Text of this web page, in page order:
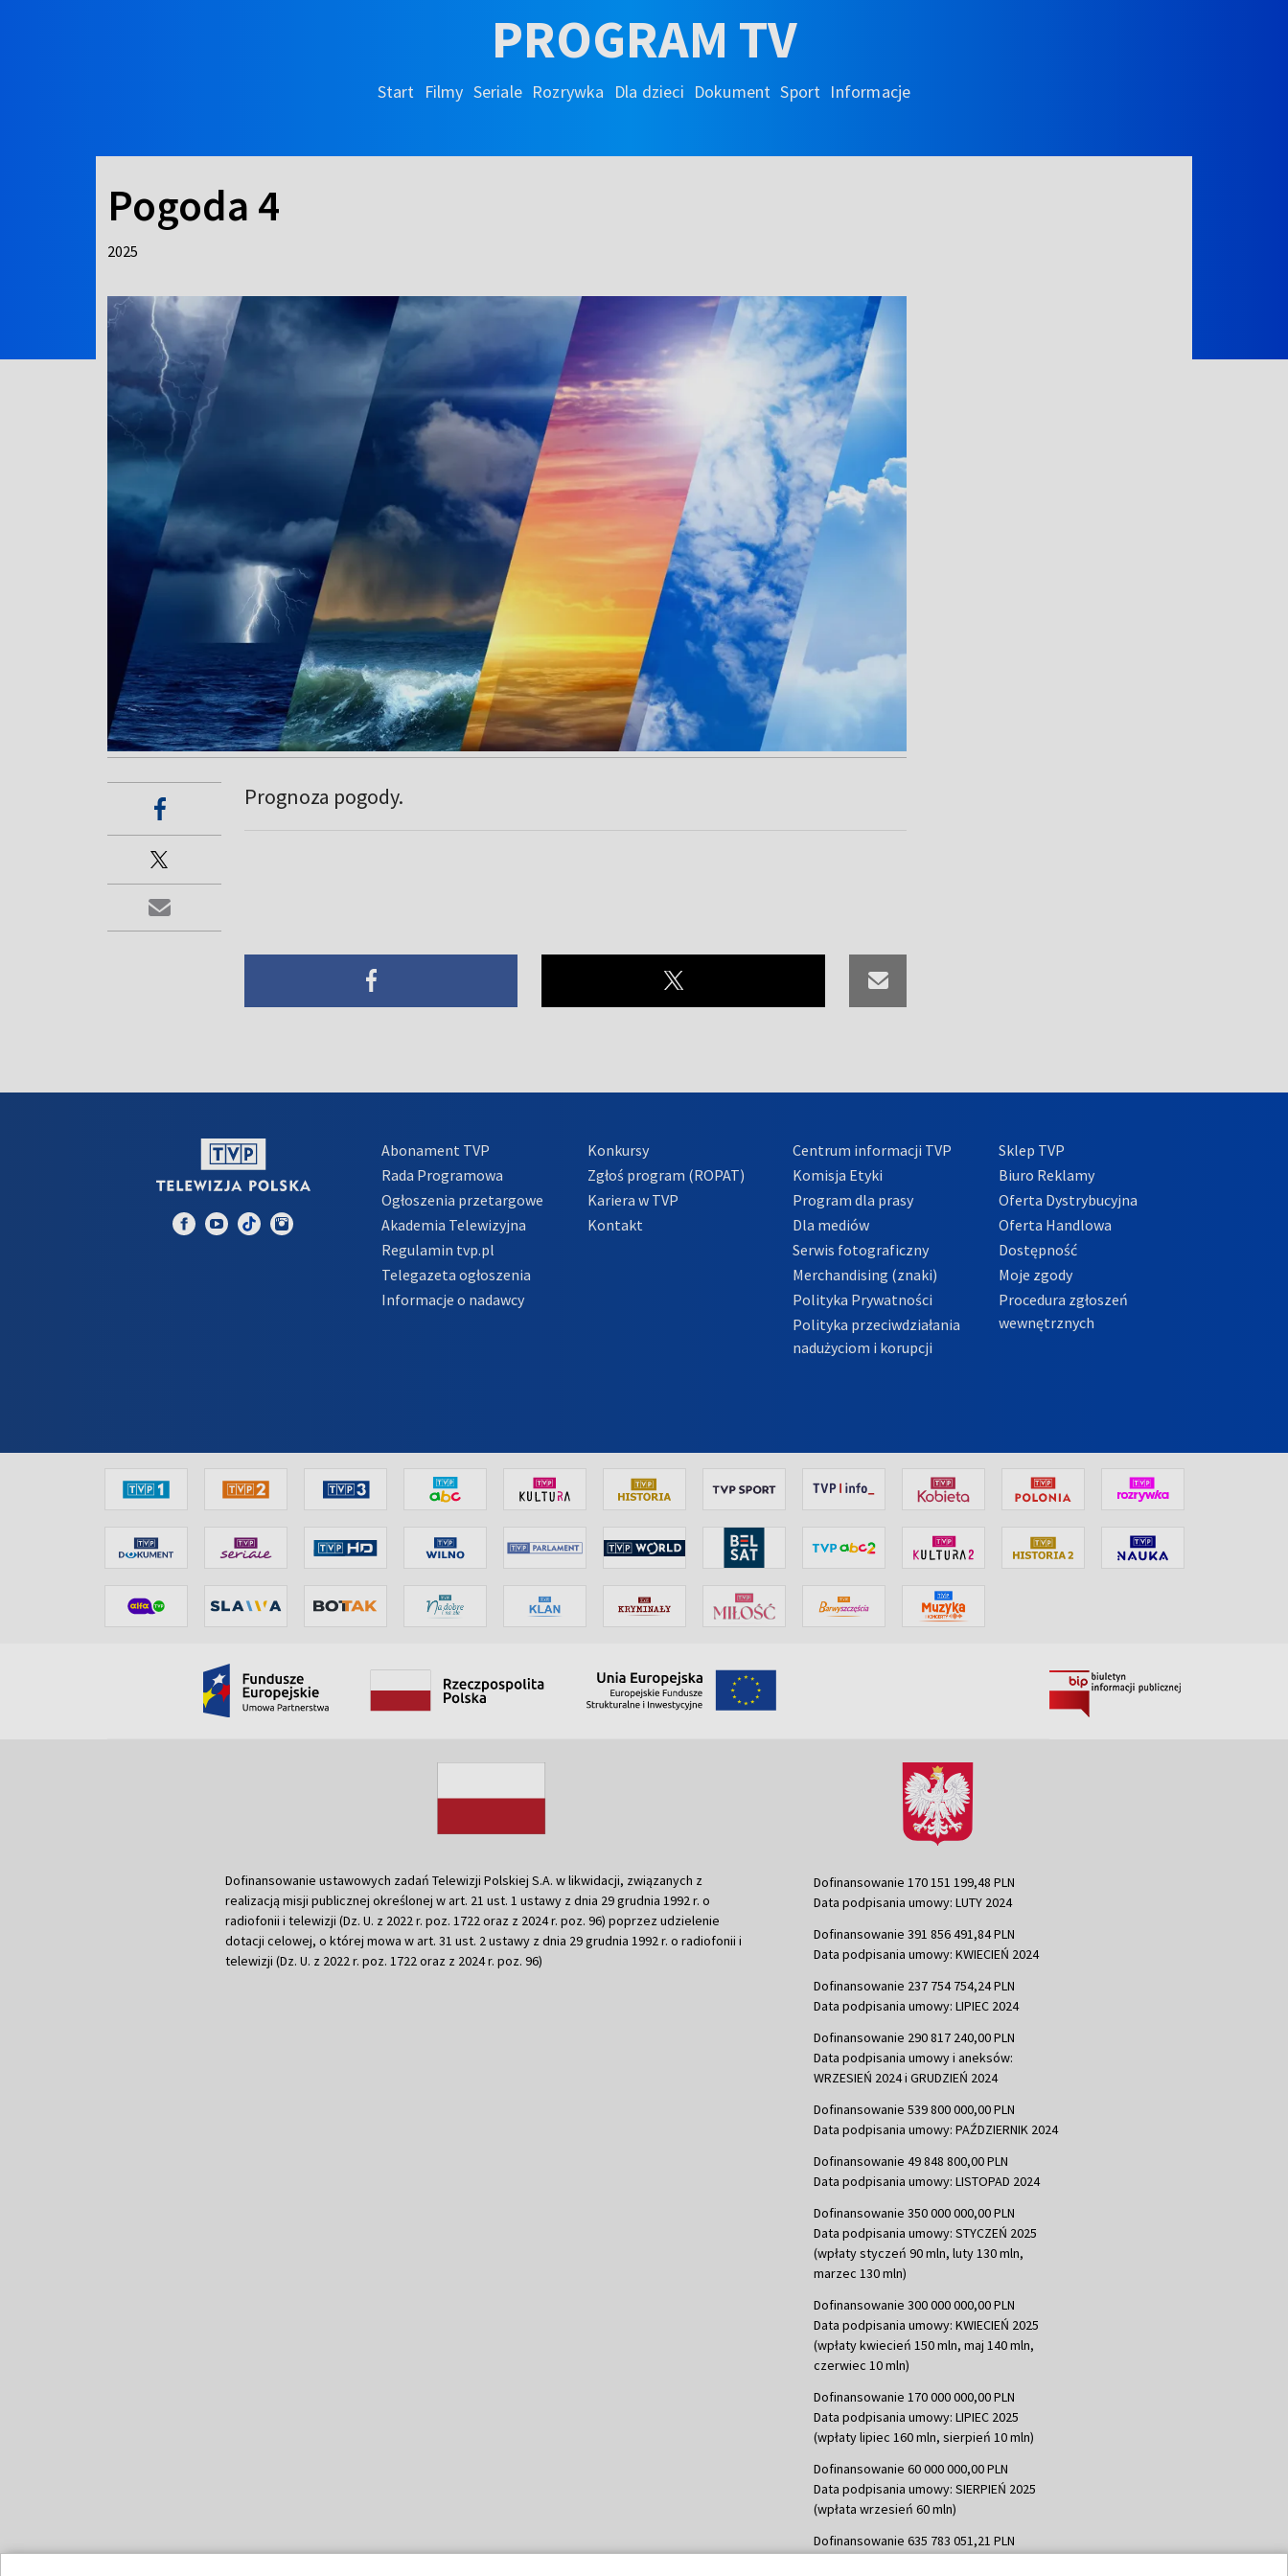
PROGRAM TV
Start Filmy Seriale Rozrywka Dla dzieci Dokument Sport Informacje
Pogoda 4
2025
Prognoza pogody.
Abonament TVP
Rada Programowa
Ogłoszenia przetargowe
Akademia Telewizyjna
Regulamin tvp.pl
Telegazeta ogłoszenia
Informacje o nadawcy
Konkursy
Zgłoś program (ROPAT)
Kariera w TVP
Kontakt
Centrum informacji TVP
Komisja Etyki
Program dla prasy
Dla mediów
Serwis fotograficzny
Merchandising (znaki)
Polityka Prywatności
Polityka przeciwdziałania
nadużyciom i korupcji
Sklep TVP
Biuro Reklamy
Oferta Dystrybucyjna
Oferta Handlowa
Dostępność
Moje zgody
Procedura zgłoszeń
wewnętrznych
Dofinansowanie ustawowych zadań Telewizji Polskiej S.A. w likwidacji, związanych z
realizacją misji publicznej określonej w art. 21 ust. 1 ustawy z dnia 29 grudnia 1992 r. o
radiofonii i telewizji (Dz. U. z 2022 r. poz. 1722 oraz z 2024 r. poz. 96) poprzez udzielenie
dotacji celowej, o której mowa w art. 31 ust. 2 ustawy z dnia 29 grudnia 1992 r. o radiofonii i
telewizji (Dz. U. z 2022 r. poz. 1722 oraz z 2024 r. poz. 96)
Dofinansowanie 170 151 199,48 PLN
Data podpisania umowy: LUTY 2024
Dofinansowanie 391 856 491,84 PLN
Data podpisania umowy: KWIECIEŃ 2024
Dofinansowanie 237 754 754,24 PLN
Data podpisania umowy: LIPIEC 2024
Dofinansowanie 290 817 240,00 PLN
Data podpisania umowy i aneksów:
WRZESIEŃ 2024 i GRUDZIEŃ 2024
Dofinansowanie 539 800 000,00 PLN
Data podpisania umowy: PAŹDZIERNIK 2024
Dofinansowanie 49 848 800,00 PLN
Data podpisania umowy: LISTOPAD 2024
Dofinansowanie 350 000 000,00 PLN
Data podpisania umowy: STYCZEŃ 2025
(wpłaty styczeń 90 mln, luty 130 mln,
marzec 130 mln)
Dofinansowanie 300 000 000,00 PLN
Data podpisania umowy: KWIECIEŃ 2025
(wpłaty kwiecień 150 mln, maj 140 mln,
czerwiec 10 mln)
Dofinansowanie 170 000 000,00 PLN
Data podpisania umowy: LIPIEC 2025
(wpłaty lipiec 160 mln, sierpień 10 mln)
Dofinansowanie 60 000 000,00 PLN
Data podpisania umowy: SIERPIEŃ 2025
(wpłata wrzesień 60 mln)
Dofinansowanie 635 783 051,21 PLN